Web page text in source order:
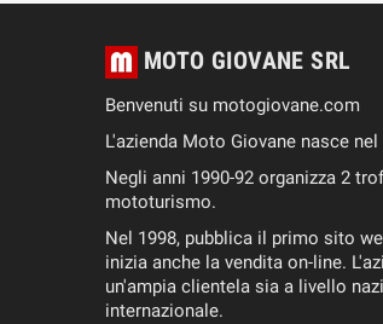
MOTO GIOVANE SRL
Benvenuti su motogiovane.com
L'azienda Moto Giovane nasce nel
Negli anni 1990-92 organizza 2
mototurismo.
Nel 1998, pubblica il primo sito
inizia anche la vendita on-line.
un'ampia clientela sia a livello
internazionale.